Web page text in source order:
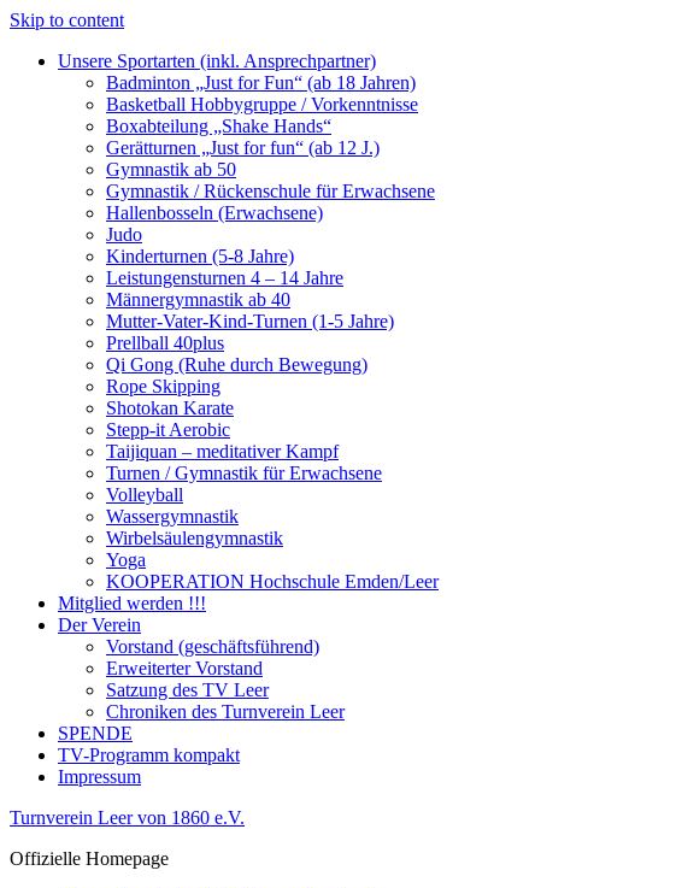
Skip to content
Unsere Sportarten (inkl. Ansprechpartner)
Badminton „Just for Fun“ (ab 18 Jahren)
Basketball Hobbygruppe / Vorkenntnisse
Boxabteilung „Shake Hands“
Gerätturnen „Just for fun“ (ab 12 J.)
Gymnastik ab 50
Gymnastik / Rückenschule für Erwachsene
Hallenbosseln (Erwachsene)
Judo
Kinderturnen (5-8 Jahre)
Leistungensturnen 4 – 14 Jahre
Männergymnastik ab 40
Mutter-Vater-Kind-Turnen (1-5 Jahre)
Prellball 40plus
Qi Gong (Ruhe durch Bewegung)
Rope Skipping
Shotokan Karate
Stepp-it Aerobic
Taijiquan – meditativer Kampf
Turnen / Gymnastik für Erwachsene
Volleyball
Wassergymnastik
Wirbelsäulengymnastik
Yoga
KOOPERATION Hochschule Emden/Leer
Mitglied werden !!!
Der Verein
Vorstand (geschäftsführend)
Erweiterter Vorstand
Satzung des TV Leer
Chroniken des Turnverein Leer
SPENDE
TV-Programm kompakt
Impressum
Turnverein Leer von 1860 e.V.
Offizielle Homepage